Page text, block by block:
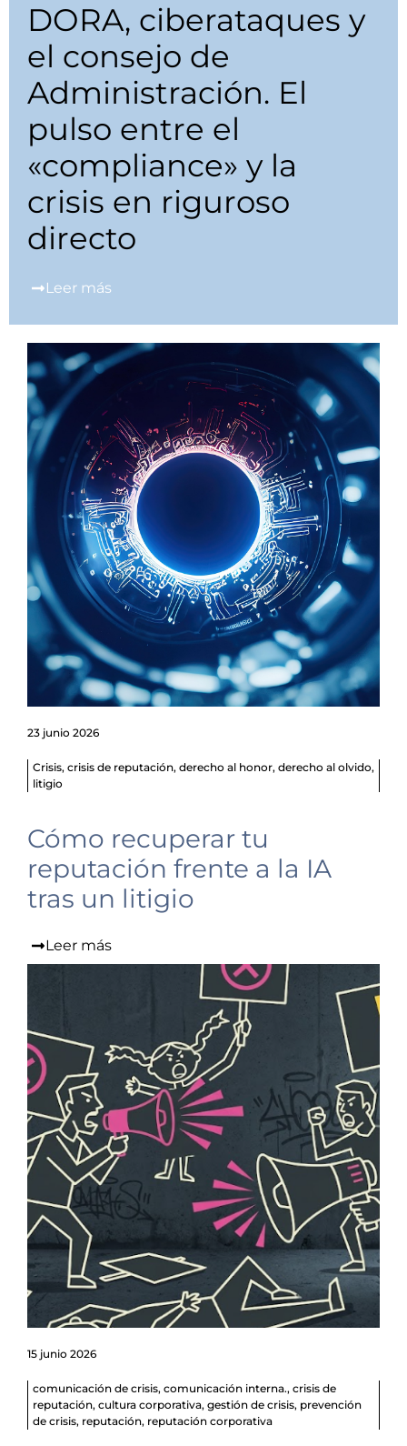
DORA, ciberataques y
el consejo de
Administración. El
pulso entre el
«compliance» y la
crisis en riguroso
directo
Leer más
23 junio 2026
Crisis, crisis de reputación, derecho al honor, derecho al olvido,
litigio
Cómo recuperar tu
reputación frente a la IA
tras un litigio
Leer más
15 junio 2026
comunicación de crisis, comunicación interna., crisis de
reputación, cultura corporativa, gestión de crisis, prevención
de crisis, reputación, reputación corporativa